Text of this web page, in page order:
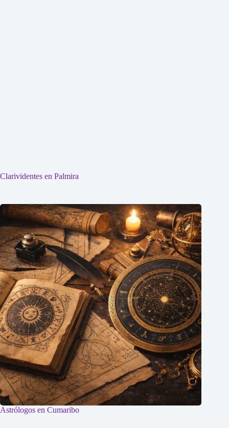
Clarividentes en Palmira
Astrólogos en Cumaribo